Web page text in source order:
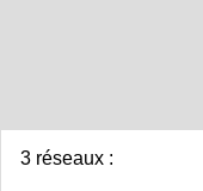
3 réseaux :